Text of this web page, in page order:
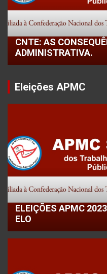
CNTE: AS
ADMINISTRATIVA.
Eleições APMC
ELEIÇÕES APMC
ELO